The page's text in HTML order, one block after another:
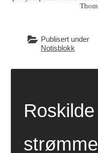
Publisert under
Notisblokk